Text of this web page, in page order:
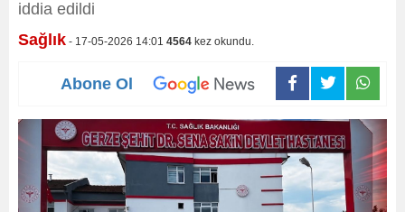
iddia edildi
Sağlık - 17-05-2026 14:01 4564 kez okundu.
Abone Ol